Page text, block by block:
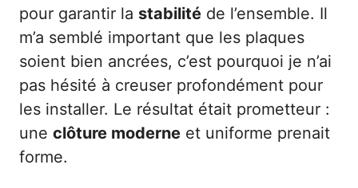
pour garantir la stabilité de l’ensemble. Il
m’a semblé important que les plaques
soient bien ancrées, c’est pourquoi je n’ai
pas hésité à creuser profondément pour
les installer. Le résultat était prometteur :
une clôture moderne et uniforme prenait
forme.